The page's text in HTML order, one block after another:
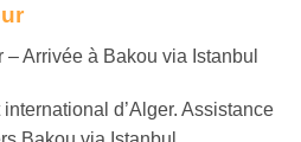
Arrivée à Bakou via Istanbul
d’Alger. Assistance